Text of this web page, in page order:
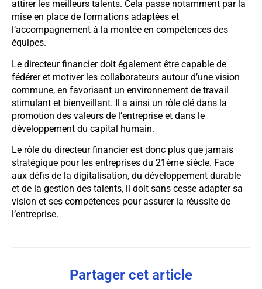
attirer les meilleurs talents. Cela passe notamment par la
mise en place de formations adaptées et
l’accompagnement à la montée en compétences des
équipes.
Le directeur financier doit également être capable de
fédérer et motiver les collaborateurs autour d’une vision
commune, en favorisant un environnement de travail
stimulant et bienveillant. Il a ainsi un rôle clé dans la
promotion des valeurs de l’entreprise et dans le
développement du capital humain.
Le rôle du directeur financier est donc plus que jamais
stratégique pour les entreprises du 21ème siècle. Face
aux défis de la digitalisation, du développement durable
et de la gestion des talents, il doit sans cesse adapter sa
vision et ses compétences pour assurer la réussite de
l’entreprise.
Partager cet article